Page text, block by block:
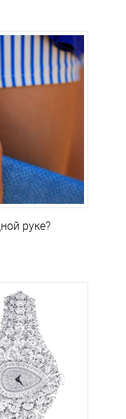
руке?